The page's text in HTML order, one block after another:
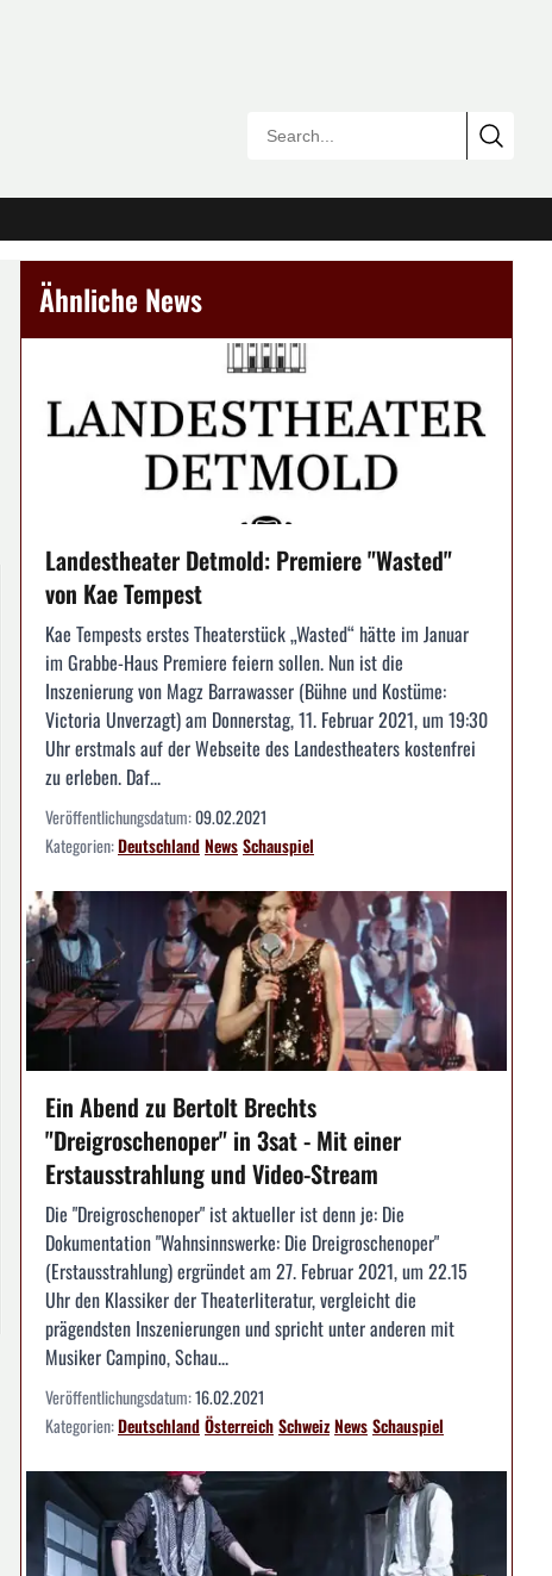
Ähnliche News
Landestheater Detmold: Premiere "Wasted"
von Kae Tempest
Kae Tempests erstes Theaterstück „Wasted“ hätte im Januar
im Grabbe-Haus Premiere feiern sollen. Nun ist die
Inszenierung von Magz Barrawasser (Bühne und Kostüme:
Victoria Unverzagt) am Donnerstag, 11. Februar 2021, um 19:30
Uhr erstmals auf der Webseite des Landestheaters kostenfrei
zu erleben. Daf...
Veröffentlichungsdatum:09.02.2021
Kategorien:DeutschlandNewsSchauspiel
Ein Abend zu Bertolt Brechts
"Dreigroschenoper" in 3sat - Mit einer
Erstausstrahlung und Video-Stream
Die "Dreigroschenoper" ist aktueller ist denn je: Die
Dokumentation "Wahnsinnswerke: Die Dreigroschenoper"
(Erstausstrahlung) ergründet am 27. Februar 2021, um 22.15
Uhr den Klassiker der Theaterliteratur, vergleicht die
prägendsten Inszenierungen und spricht unter anderen mit
Musiker Campino, Schau...
Veröffentlichungsdatum:16.02.2021
Kategorien:DeutschlandÖsterreichSchweizNewsSchauspiel